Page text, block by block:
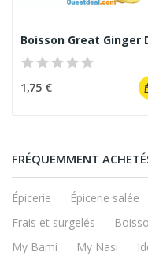
1,75 €
FRÉQUEMMENT
Épicerie Épicerie salée
Frais et surgelés
My Bami
My Nasi